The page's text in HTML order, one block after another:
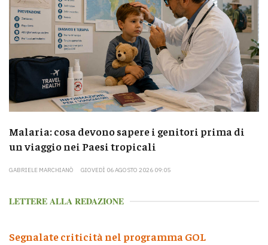
Malaria: cosa devono sapere i genitori prima di
un viaggio nei Paesi tropicali
GABRIELE MARCHIANÒ GIOVEDÌ 06 AGOSTO 2026 09:05
LETTERE ALLA REDAZIONE
Segnalate criticità nel programma GOL